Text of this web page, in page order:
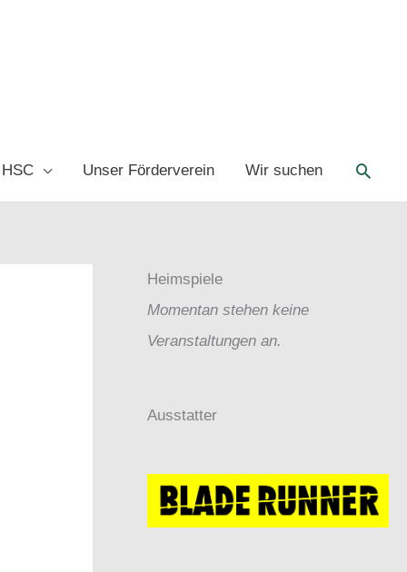
Unser Förderverein Wir suchen
Heimspiele
Momentan stehen keine
Veranstaltungen an.
Ausstatter